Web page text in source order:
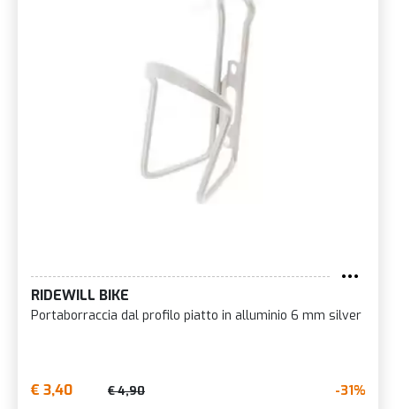
RIDEWILL BIKE
Portaborraccia dal profilo piatto in alluminio 6 mm silver
€ 3,40 € 4,90 -31%